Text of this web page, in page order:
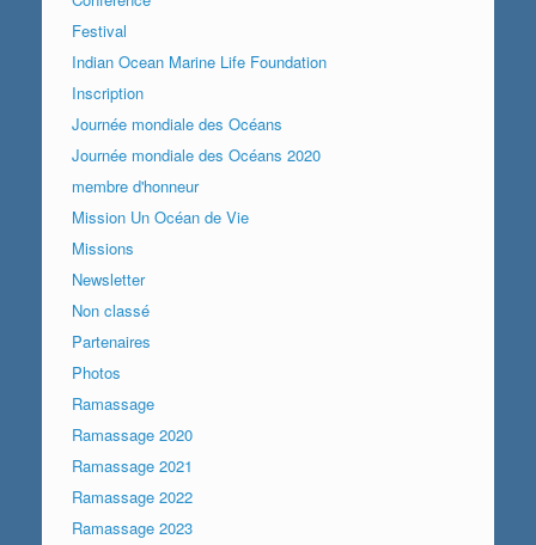
Festival
Indian Ocean Marine Life Foundation
Inscription
Journée mondiale des Océans
Journée mondiale des Océans 2020
membre d'honneur
Mission Un Océan de Vie
Missions
Newsletter
Non classé
Partenaires
Photos
Ramassage
Ramassage 2020
Ramassage 2021
Ramassage 2022
Ramassage 2023